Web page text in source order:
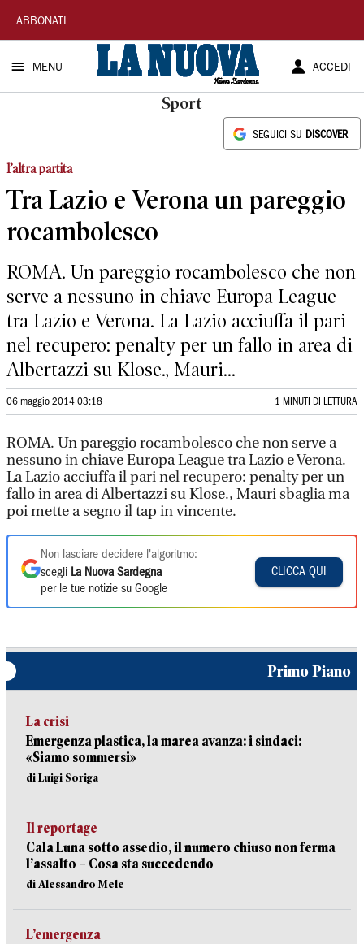
La
Nuova
Sardegna
ABBONATI
MENU ACCEDI
Sport
SEGUICI SU DISCOVER
l’altra partita
Tra Lazio e Verona un pareggio
rocambolesco
ROMA. Un pareggio rocambolesco che non
serve a nessuno in chiave Europa League
tra Lazio e Verona. La Lazio acciuffa il pari
nel recupero: penalty per un fallo in area di
Albertazzi su Klose., Mauri...
06 maggio 2014 03:18 1 MINUTI DI LETTURA
ROMA. Un pareggio rocambolesco che non serve a
nessuno in chiave Europa League tra Lazio e Verona.
La Lazio acciuffa il pari nel recupero: penalty per un
fallo in area di Albertazzi su Klose., Mauri sbaglia ma
poi mette a segno il tap in vincente.
Non lasciare decidere l'algoritmo:
scegli La Nuova Sardegna
per le tue notizie su Google
CLICCA QUI
Primo Piano
La crisi
Emergenza plastica, la marea avanza: i sindaci:
«Siamo sommersi»
di Luigi Soriga
Il reportage
Cala Luna sotto assedio, il numero chiuso non ferma
l’assalto – Cosa sta succedendo
di Alessandro Mele
L’emergenza